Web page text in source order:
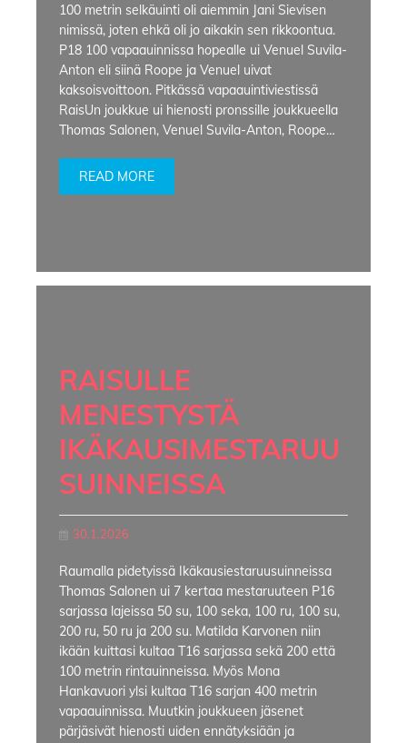
100 metrin selkäuinti oli aiemmin Jani Sievisen
nimissä, joten ehkä oli jo aikakin sen rikkoontua.
P18 100 vapaauinnissa hopealle ui Venuel Suvila-
Anton eli siinä Roope ja Venuel uivat
kaksoisvoittoon. Pitkässä vapaauintiviestissä
RaisUn joukkue ui hienosti pronssille joukkueella
Thomas Salonen, Venuel Suvila-Anton, Roope…
READ MORE
RAISULLE
MENESTYSTÄ
IKÄKAUSIMESTARUU
SUINNEISSA
30.1.2026
Raumalla pidetyissä Ikäkausiestaruusuinneissa
Thomas Salonen ui 7 kertaa mestaruuteen P16
sarjassa lajeissa 50 su, 100 seka, 100 ru, 100 su,
200 ru, 50 ru ja 200 su. Matilda Karvonen niin
ikään kuittasi kultaa T16 sarjassa sekä 200 että
100 metrin rintauinneissa. Myös Mona
Hankavuori ylsi kultaa T16 sarjan 400 metrin
vapaauinnissa. Muutkin joukkueen jäsenet
pärjäsivät hienosti uiden ennätyksiään ja